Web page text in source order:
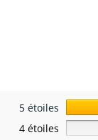
5 étoiles
4 étoiles